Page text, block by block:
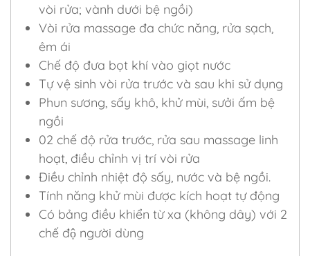
vòi rửa; vành dưới bệ ngồi)
Vòi rửa massage đa chức năng, rửa sạch,
êm ái
Chế độ đưa bọt khí vào giọt nước
Tự vệ sinh vòi rửa trước và sau khi sử dụng
Phun sương, sấy khô, khử mùi, sưởi ấm bệ
ngồi
02 chế độ rửa trước, rửa sau massage linh
hoạt, điều chỉnh vị trí vòi rửa
Điều chỉnh nhiệt độ sấy, nước và bệ ngồi.
Tính năng khử mùi được kích hoạt tự động
Có bảng điều khiển từ xa (không dây) với 2
chế độ người dùng